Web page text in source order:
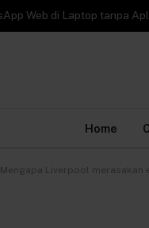
Home
Mengapa Liverpool merasakan